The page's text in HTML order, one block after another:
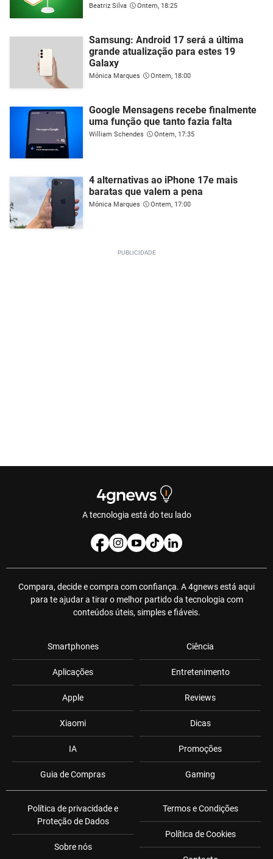
Beatriz Silva Ontem, 18:25
Samsung: Android 17 será a última
grande atualização para estes 19
Galaxy
Mónica Marques Ontem, 18:00
Google Mensagens recebe finalmente
uma função que tanto fazia falta
William Schendes Ontem, 17:35
4 alternativas ao iPhone 17e mais
baratas que valem a pena
Mónica Marques Ontem, 17:00
A tecnologia está do teu lado
Compara, decide e compra com confiança. A 4gnews está aqui
para te ajudar a tirar o melhor partido da tecnologia com
conteúdos úteis, simples e fiáveis.
Smartphones
Aplicações
Apple
Xiaomi
IA
Guia de Compras
Ciência
Entretenimento
Reviews
Dicas
Promoções
Gaming
Política de privacidade e
Proteção de Dados
Sobre nós
Termos e Condições
Política de Cookies